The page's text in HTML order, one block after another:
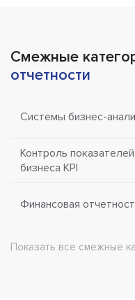
Смежные
отчетности
Системы бизнес-
Контроль
бизнеса KPI
Финансовая
Показать все смежные